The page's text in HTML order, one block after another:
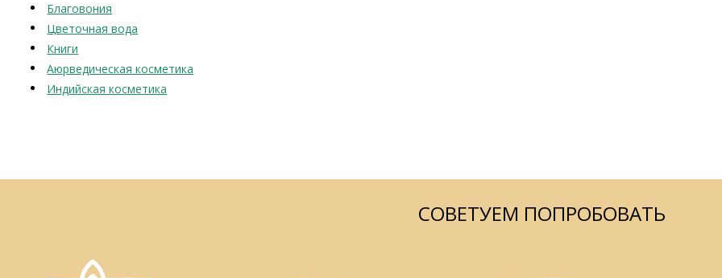
Благовония
Цветочная вода
Книги
Аюрведическая косметика
Индийская косметика
СОВЕТУЕМ ПОПРОБОВАТЬ